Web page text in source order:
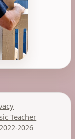
Teacher
2022-2026